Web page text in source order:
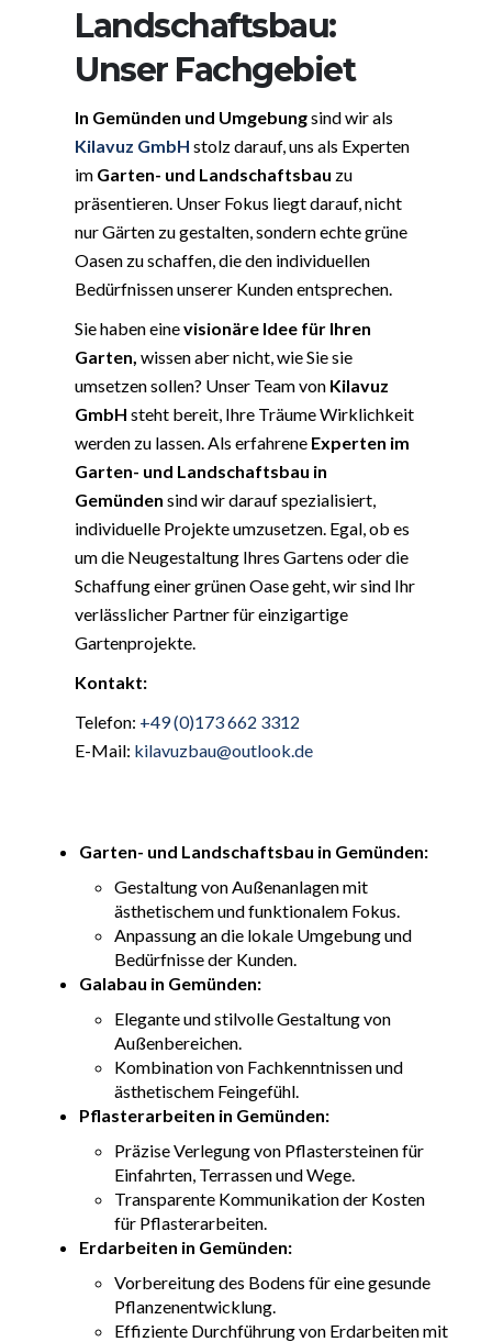
Landschaftsbau:
Unser Fachgebiet
In Gemünden und Umgebungsind wir als
Kilavuz GmbH stolz darauf, uns als Experten
im Garten- und Landschaftsbau zu
präsentieren. Unser Fokus liegt darauf, nicht
nur Gärten zu gestalten, sondern echte grüne
Oasen zu schaffen, die den individuellen
Bedürfnissen unserer Kunden entsprechen.
Sie haben einevisionäre Idee für Ihren
Garten, wissen aber nicht, wie Sie sie
umsetzen sollen? Unser Team von Kilavuz
GmbH steht bereit, Ihre Träume Wirklichkeit
werden zu lassen. Als erfahrene Experten im
Garten- und Landschaftsbau in
Gemünden sind wir darauf spezialisiert,
individuelle Projekte umzusetzen. Egal, ob es
um die Neugestaltung Ihres Gartens oder die
Schaffung einer grünen Oase geht, wir sind Ihr
verlässlicher Partner für einzigartige
Gartenprojekte.
Kontakt:
Telefon: +49 (0)173 662 3312
E-Mail: kilavuzbau@outlook.de
Garten- und Landschaftsbau in Gemünden:
Gestaltung von Außenanlagen mit
ästhetischem und funktionalem Fokus.
Anpassung an die lokale Umgebung und
Bedürfnisse der Kunden.
Galabau in Gemünden:
Elegante und stilvolle Gestaltung von
Außenbereichen.
Kombination von Fachkenntnissen und
ästhetischem Feingefühl.
Pflasterarbeiten in Gemünden:
Präzise Verlegung von Pflastersteinen für
Einfahrten, Terrassen und Wege.
Transparente Kommunikation der Kosten
für Pflasterarbeiten.
Erdarbeiten in Gemünden:
Vorbereitung des Bodens für eine gesunde
Pflanzenentwicklung.
Effiziente Durchführung von Erdarbeiten mit